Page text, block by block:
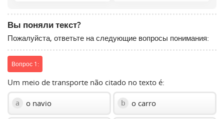
volume
Вы поняли текст?
Пожалуйста, ответьте на следующие вопросы понимания:
Вопрос 1:
Um meio de transporte não citado no texto é:
a o navio b o carro